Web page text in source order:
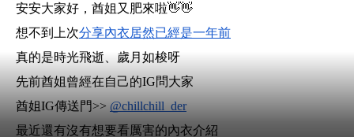
安安大家好，酋姐又肥來啦👋👋
想不到上次分享內衣居然已經是一年前
真的是時光飛逝、歲月如梭呀
先前酋姐曾經在自己的IG問大家
酋姐IG傳送門>> @chillchill_der
最近還有沒有想要看厲害的內衣介紹